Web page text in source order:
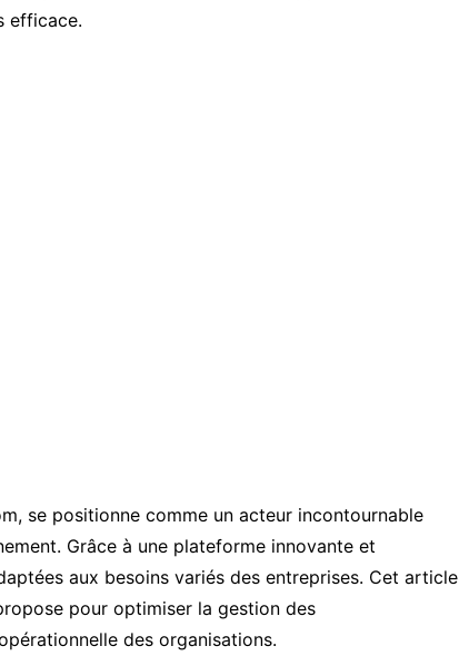
efficace.
se positionne comme un acteur incontournable
Grâce à une plateforme innovante et
aux besoins variés des entreprises. Cet article
pour optimiser la gestion des
des organisations.